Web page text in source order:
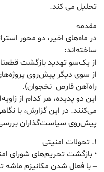
تحلیل می کند.
مقدمه
در ماه‌های اخیر، دو محور
ساخته‌اند:
از یک‌سو تهدید بازگشت
از سوی دیگر پیش‌روی پروژه‌های
راه‌آهن قارص–نخجوان).
این دو پدیده، هر کدام از
می‌کنند. در این گزارش، با
پیش‌روی سیاست‌گذاران
۱. تحولات امنیتی
• بازگشت تحریم‌های شورای